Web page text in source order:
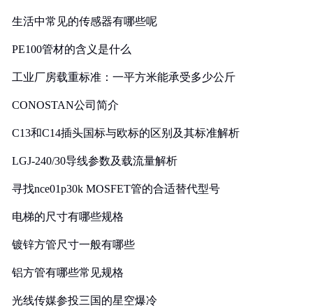
生活中常见的传感器有哪些呢
PE100管材的含义是什么
工业厂房载重标准：一平方米能承受多少公斤
CONOSTAN公司简介
C13和C14插头国标与欧标的区别及其标准解析
LGJ-240/30导线参数及载流量解析
寻找nce01p30k MOSFET管的合适替代型号
电梯的尺寸有哪些规格
镀锌方管尺寸一般有哪些
铝方管有哪些常见规格
光线传媒参投三国的星空爆冷